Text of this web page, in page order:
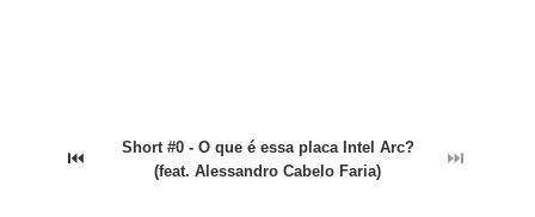
⏮
Short #0 - O que é essa placa Intel Arc?
(feat. Alessandro Cabelo Faria)
⏭